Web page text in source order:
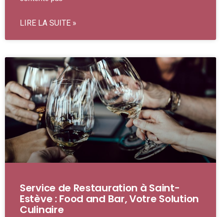
LIRE LA SUITE »
Service de Restauration à Saint-
Estève : Food and Bar, Votre Solution
Culinaire